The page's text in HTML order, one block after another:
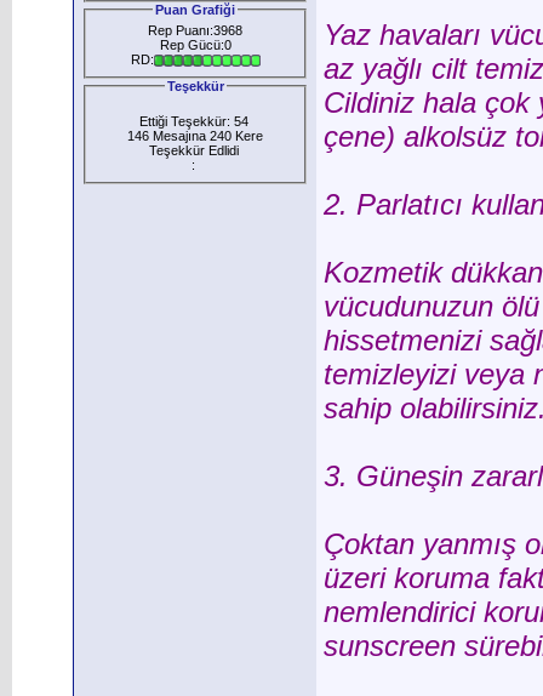
Puan Grafiği
Rep Puanı:3968
Rep Gücü:0
RD:
Teşekkür
Ettiği Teşekkür: 54
146 Mesajına 240 Kere
Teşekkür Edlidi
:
Yaz havaları
az yağlı cilt
Cildiniz hala çok
çene) alkolsüz
2. Parlatıcı
Kozmetik
vücudunuzun
hissetmenizi
temizleyizi veya
sahip
3. Güneşin
Çoktan yanmış
üzeri koruma
nemlendirici
sunscreen